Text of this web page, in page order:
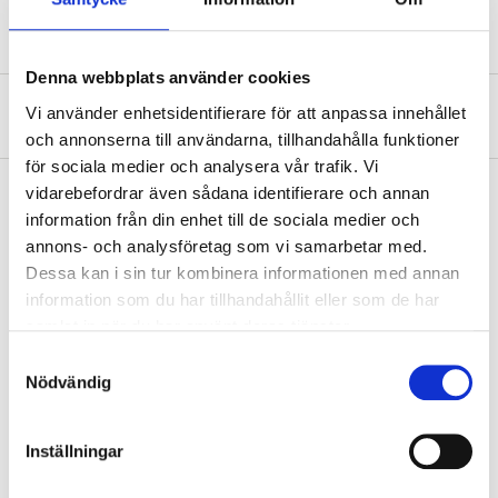
Denna webbplats använder cookies
Vi använder enhetsidentifierare för att anpassa innehållet
och annonserna till användarna, tillhandahålla funktioner
för sociala medier och analysera vår trafik. Vi
vidarebefordrar även sådana identifierare och annan
information från din enhet till de sociala medier och
annons- och analysföretag som vi samarbetar med.
Dessa kan i sin tur kombinera informationen med annan
information som du har tillhandahållit eller som de har
Nödvändig
Inställningar
Om tillverkaren
Köp & Hämta
Köp & Hämta i ditt varuhus inom 2 timmar! För mer information om
tjänsten och våra villkor.
Andra kunder köpte också